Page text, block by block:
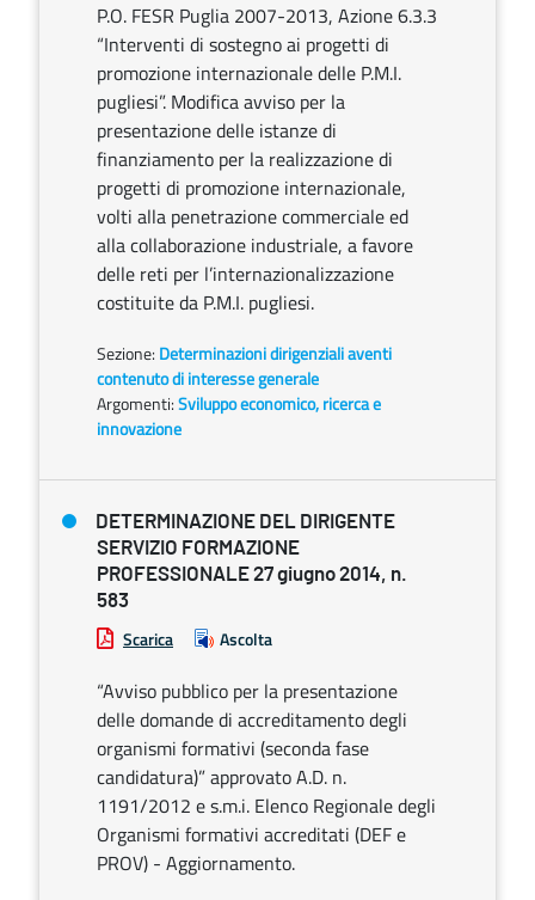
P.O. FESR Puglia 2007-2013, Azione 6.3.3
“Interventi di sostegno ai progetti di
promozione internazionale delle P.M.I.
pugliesi”. Modifica avviso per la
presentazione delle istanze di
finanziamento per la realizzazione di
progetti di promozione internazionale,
volti alla penetrazione commerciale ed
alla collaborazione industriale, a favore
delle reti per l’internazionalizzazione
costituite da P.M.I. pugliesi.
Sezione: Determinazioni dirigenziali aventi
contenuto di interesse generale
Argomenti:Sviluppo economico, ricerca e
innovazione
DETERMINAZIONE DEL DIRIGENTE
SERVIZIO FORMAZIONE
PROFESSIONALE 27 giugno 2014, n.
583
Scarica Ascolta
“Avviso pubblico per la presentazione
delle domande di accreditamento degli
organismi formativi (seconda fase
candidatura)” approvato A.D. n.
1191/2012 e s.m.i. Elenco Regionale degli
Organismi formativi accreditati (DEF e
PROV) - Aggiornamento.